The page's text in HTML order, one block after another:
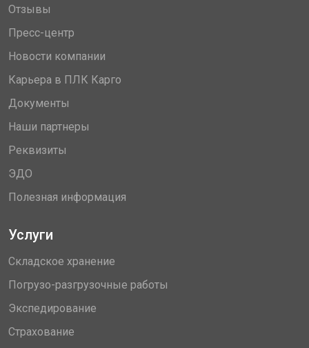
Отзывы
Пресс-центр
Новости компании
Карьера в ПЛК Карго
Документы
Наши партнеры
Реквизиты
ЭДО
Полезная информация
Услуги
Складское хранение
Погрузо-разгрузочные работы
Экспедирование
Страхование